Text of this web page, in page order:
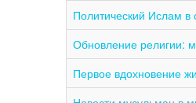
Политический Ислам в
Обновление религии:
Первое вдохновение